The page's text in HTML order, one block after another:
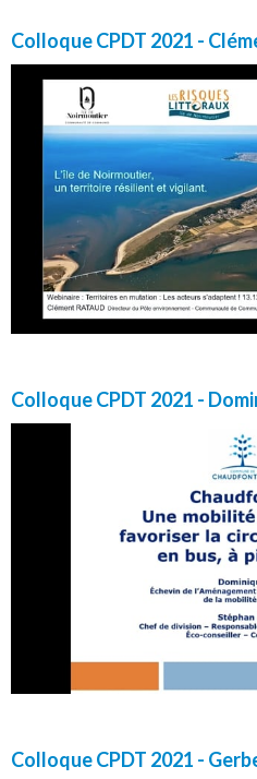
Colloque CPDT 2021 -
Colloque CPDT 2021 -
Colloque CPDT 2021 -